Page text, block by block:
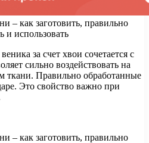
за счет хвои сочетается с
сильно воздействовать на
ткани. Правильно обработанные
Это свойство важно при